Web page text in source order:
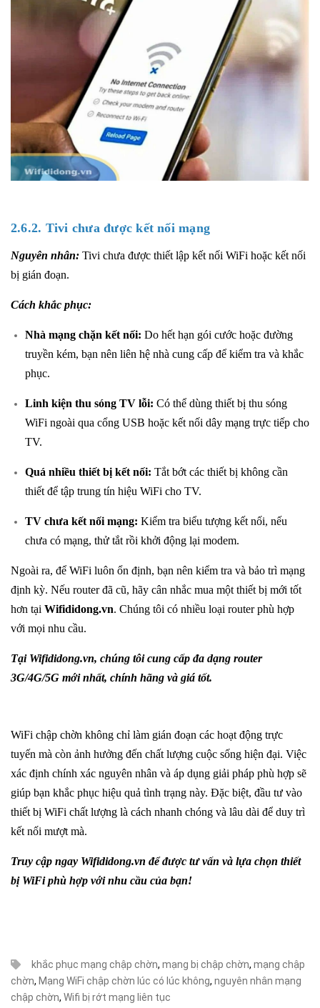
2.6.2. Tivi chưa được kết nối mạng
Nguyên nhân: Tivi chưa được thiết lập kết nối WiFi hoặc kết nối
bị gián đoạn.
Cách khắc phục:
Nhà mạng chặn kết nối: Do hết hạn gói cước hoặc đường
truyền kém, bạn nên liên hệ nhà cung cấp để kiểm tra và khắc
phục.
Linh kiện thu sóng TV lỗi: Có thể dùng thiết bị thu sóng
WiFi ngoài qua cổng USB hoặc kết nối dây mạng trực tiếp cho
TV.
Quá nhiều thiết bị kết nối: Tắt bớt các thiết bị không cần
thiết để tập trung tín hiệu WiFi cho TV.
TV chưa kết nối mạng: Kiểm tra biểu tượng kết nối, nếu
chưa có mạng, thử tắt rồi khởi động lại modem.
Ngoài ra, để WiFi luôn ổn định, bạn nên kiểm tra và bảo trì mạng
định kỳ. Nếu router đã cũ, hãy cân nhắc mua một thiết bị mới tốt
hơn tại Wifididong.vn. Chúng tôi có nhiều loại router phù hợp
với mọi nhu cầu.
Tại Wifididong.vn, chúng tôi cung cấp đa dạng router
3G/4G/5G mới nhất, chính hãng và giá tốt.
WiFi chập chờn không chỉ làm gián đoạn các hoạt động trực
tuyến mà còn ảnh hưởng đến chất lượng cuộc sống hiện đại. Việc
xác định chính xác nguyên nhân và áp dụng giải pháp phù hợp sẽ
giúp bạn khắc phục hiệu quả tình trạng này. Đặc biệt, đầu tư vào
thiết bị WiFi chất lượng là cách nhanh chóng và lâu dài để duy trì
kết nối mượt mà.
Truy cập ngay Wifididong.vn để được tư vấn và lựa chọn thiết
bị WiFi phù hợp với nhu cầu của bạn!
khắc phục mạng chập chờn, mạng bị chập chờn, mạng chập
chờn, Mạng WiFi chập chờn lúc có lúc không, nguyên nhân mạng
chập chờn, Wifi bị rớt mạng liên tục